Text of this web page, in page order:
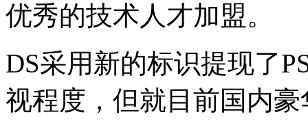
优秀的技术人才加盟。
DS采用新的标识提现了
视程度，但就目前国内